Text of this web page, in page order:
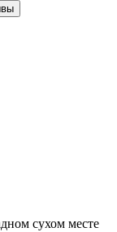
сухом месте